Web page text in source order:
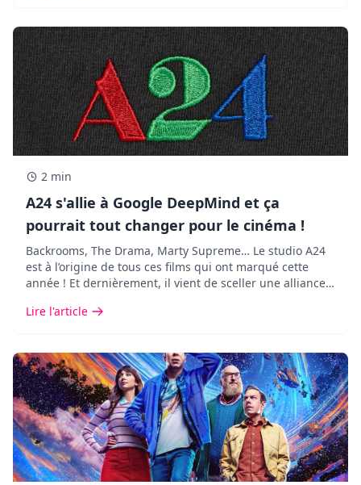
2 min
A24 s'allie à Google DeepMind et ça
pourrait tout changer pour le cinéma !
Backrooms, The Drama, Marty Supreme… Le studio A24
est à l’origine de tous ces films qui ont marqué cette
année ! Et dernièrement, il vient de sceller une alliance
Lire l'article